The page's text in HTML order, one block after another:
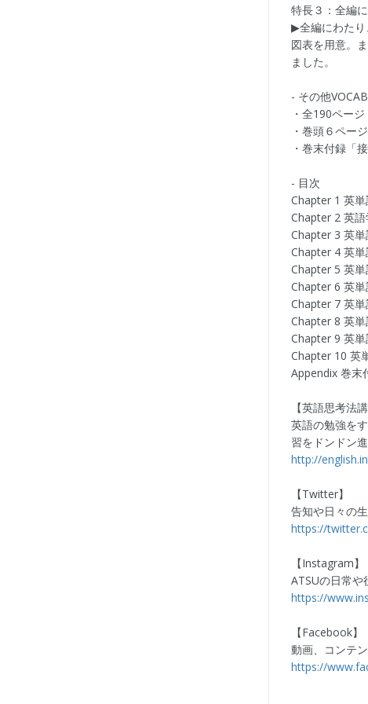
特長３：全編
▶全編にわたり
図表を用意。
ました。
- その他
・全190ページ
・巻頭６ペー
・巻末付録「
- 目次
Chapter 1 英
Chapter 2 英
Chapter 3 英
Chapter 4 英
Chapter 5 英
Chapter 6 英
Chapter 7 英
Chapter 8 英
Chapter 9 英
Chapter 10 英
Appendix 巻末
【英語思考法講
英語の勉強を
習をドンドン
http://
【Twitter】
告知や日々の
https://
【Instagram】
ATSUの日常や
https://
【Facebook】
動画、コンテ
https://